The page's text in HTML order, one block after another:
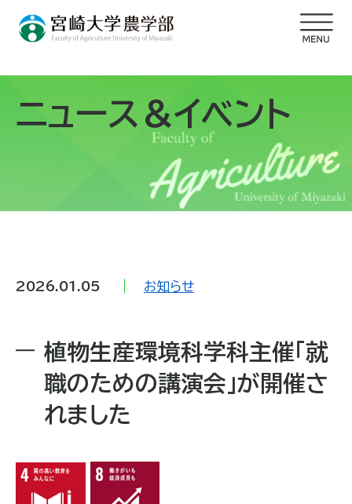
ニュース＆イベント
2026.01.05 お知らせ
植物生産環境科学科主催「就
職のための講演会」が開催さ
れました